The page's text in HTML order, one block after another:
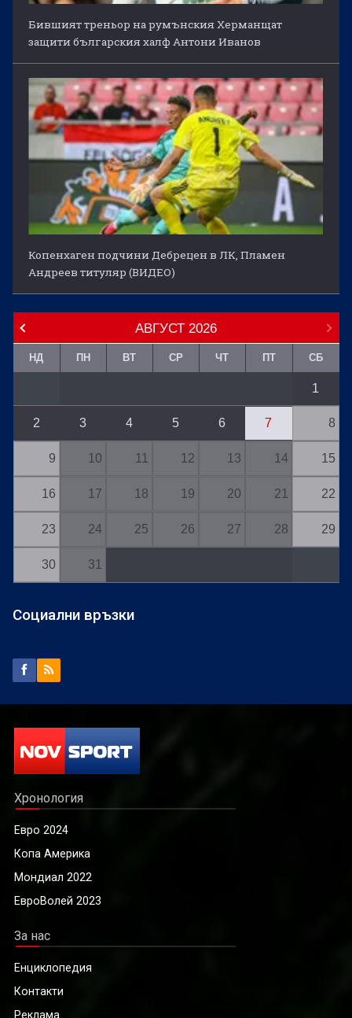
Бившият треньор на румънския Херманщат
защити българския халф Антони Иванов
Копенхаген подчини Дебрецен в ЛК, Пламен
Андреев титуляр (ВИДЕО)
АВГУСТ 2026
НД ПН ВТ СР ЧТ ПТ СБ
1
2 3 4 5 6 7 8
9 10 11 12 13 14 15
16 17 18 19 20 21 22
23 24 25 26 27 28 29
30 31
Социални връзки
Хронология
Евро 2024
Копа Америка
Мондиал 2022
ЕвроВолей 2023
За нас
Енциклопедия
Контакти
Реклама